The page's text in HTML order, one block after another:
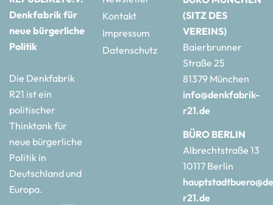
Denkfabrik für
neue bürgerliche
Politik
Die Denkfabrik
R21 ist ein
politischer
Thinktank für
neue bürgerliche
Politik in
Deutschland und
Europa.
Kontakt
Impressum
Datenschutz
(SITZ DES
VEREINS)
Baierbrunner
Straße 25
81379 München
info@denkfabrik-
r21.de
BÜRO BERLIN
Albrechtstraße 13
10117 Berlin
r21.de